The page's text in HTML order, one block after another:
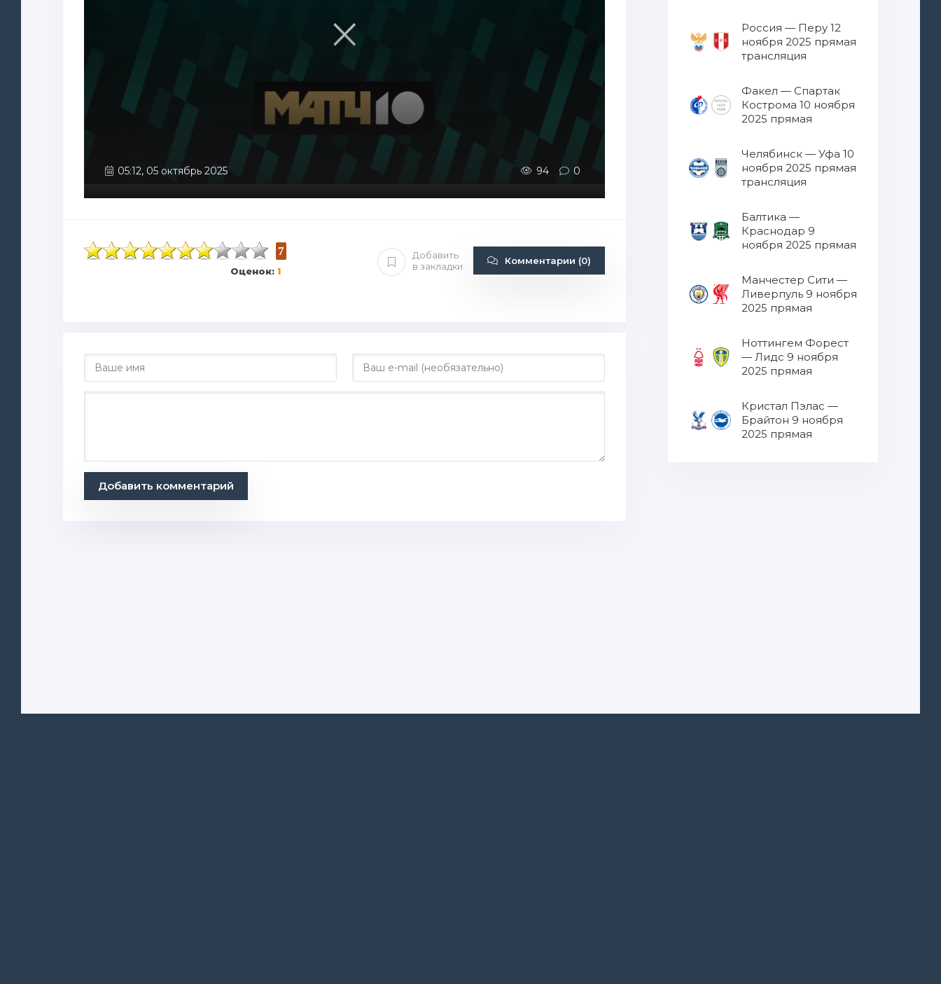
05:12, 05 октябрь 2025 94 0
7
Оценок: 1
Добавить
в закладки
Комментарии (0)
Добавить комментарий
Россия — Перу 12
ноября 2025 прямая
трансляция
Факел — Спартак
Кострома 10 ноября
2025 прямая
Челябинск — Уфа 10
ноября 2025 прямая
трансляция
Балтика —
Краснодар 9
ноября 2025 прямая
Манчестер Сити —
Ливерпуль 9 ноября
2025 прямая
Ноттингем Форест
— Лидс 9 ноября
2025 прямая
Кристал Пэлас —
Брайтон 9 ноября
2025 прямая